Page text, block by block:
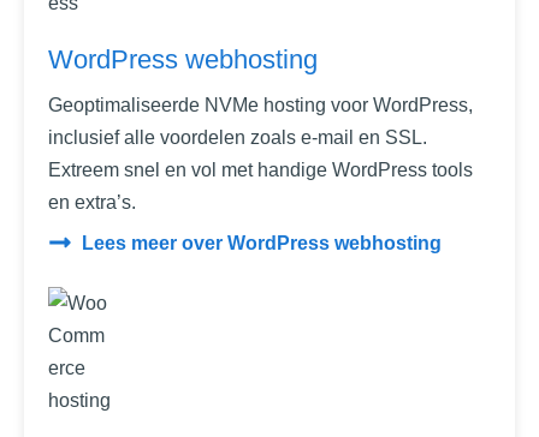
WordPress webhosting
Geoptimaliseerde NVMe hosting voor WordPress,
inclusief alle voordelen zoals e-mail en SSL.
Extreem snel en vol met handige WordPress tools
en extra’s.
Lees meer over WordPress webhosting